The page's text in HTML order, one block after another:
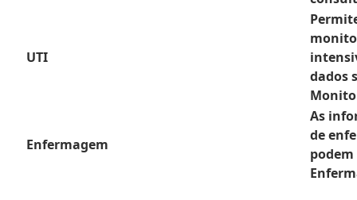
UTI
dados
Enfermagem
As
de